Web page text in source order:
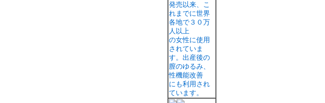
発売以来、こ
れまでに世界
各地で３０万
人以上
の女性に使用
されていま
す。出産後の
膣のゆるみ、
性機能改善
にも利用され
ています。